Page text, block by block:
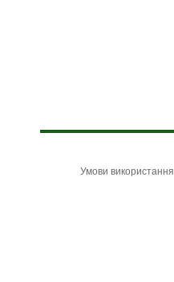
Умови використання